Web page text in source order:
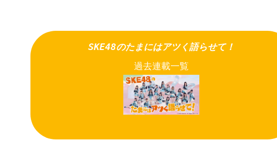
SKE48のたまにはアツく語らせて！
過去連載一覧